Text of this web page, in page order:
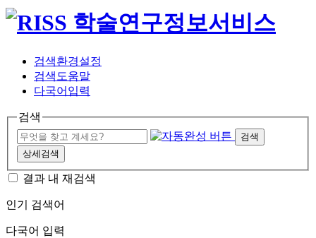
검색환경설정
검색도움말
다국어입력
검색
검색
상세검색
결과 내 재검색
인기 검색어
다국어 입력